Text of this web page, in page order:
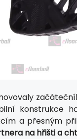
konstrukce
a přesným
na hřišti a